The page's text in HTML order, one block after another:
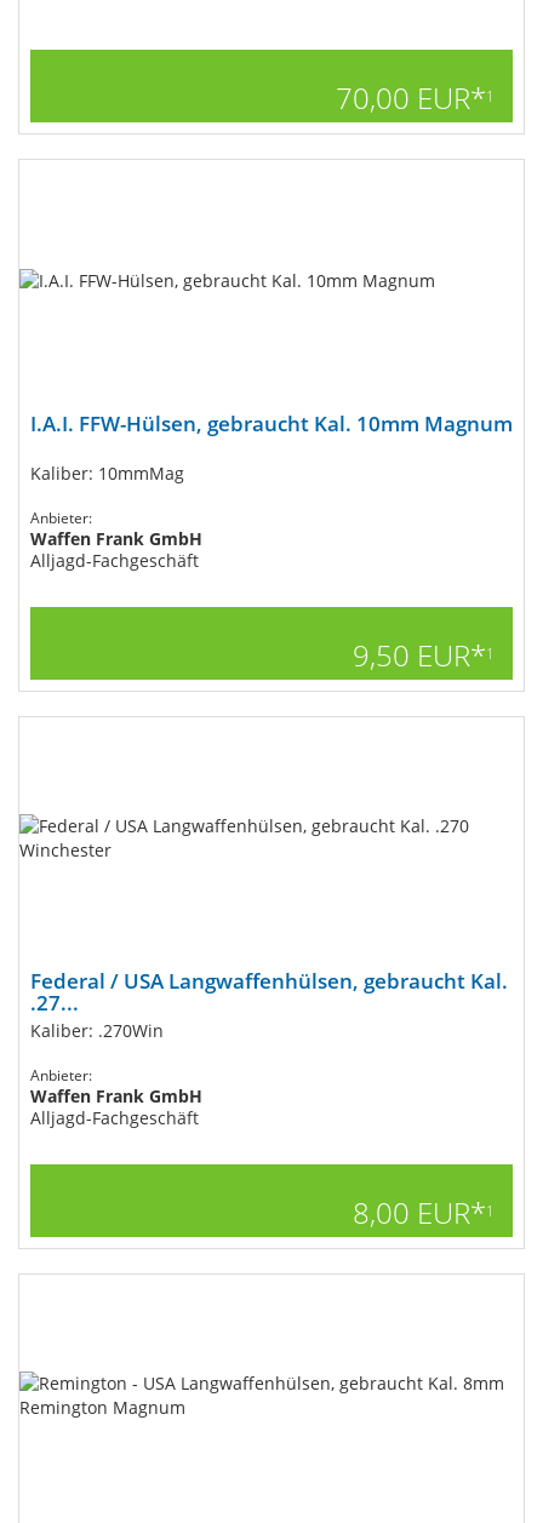
70,00 EUR*1
I.A.I. FFW-Hülsen, gebraucht Kal. 10mm Magnum
Kaliber: 10mmMag
Anbieter:
Waffen Frank GmbH
Alljagd-Fachgeschäft
9,50 EUR*1
Federal / USA Langwaffenhülsen, gebraucht Kal.
.27...
Kaliber: .270Win
Anbieter:
Waffen Frank GmbH
Alljagd-Fachgeschäft
8,00 EUR*1